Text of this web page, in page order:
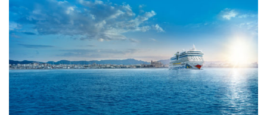
Reiseziele
AIDA Reiseziele
AIDA Karibik
AIDA Mittelmeer
Landausflüge